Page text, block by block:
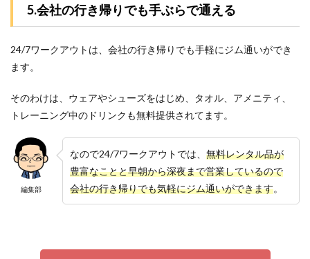
5.会社の行き帰りでも手ぶらで通える
24/7ワークアウトは、会社の行き帰りでも手軽にジム通いができ
ます。
そのわけは、ウェアやシューズをはじめ、タオル、アメニティ、
トレーニング中のドリンクも無料提供されてます。
編集部
なので24/7ワークアウトでは、 無料レンタル品が
豊富なことと早朝から深夜まで営業しているので
会社の行き帰りでも気軽にジム通いができます。